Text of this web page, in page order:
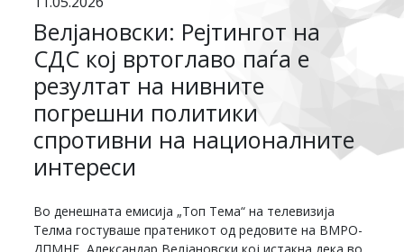
Велјановски: Рејтингот на
СДС кој вртоглаво паѓа е
резултат на нивните
погрешни политики
спротивни на националните
интереси
Во денешната емисија „Топ Тема“ на телевизија
Телма гостуваше пратеникот од редовите на ВМРО-